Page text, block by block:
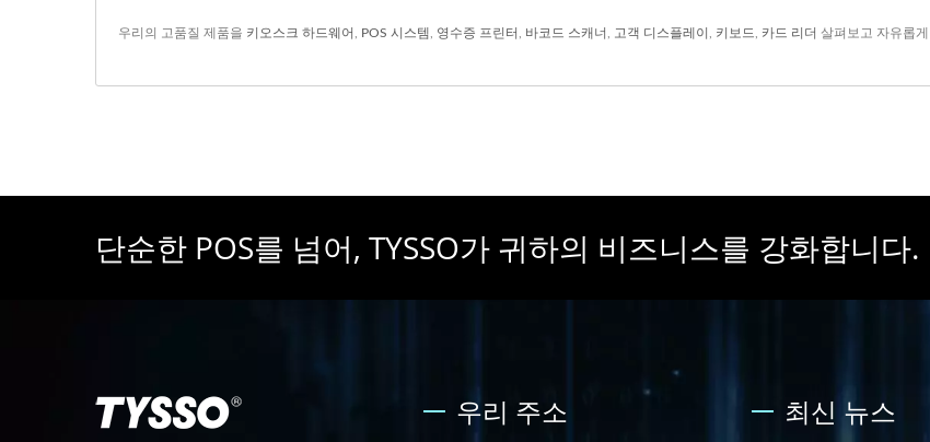
우리의 고품질 제품을 키오스크 하드웨어 POS 시스템 영수증 프린터 바코드 스캐너 고객 디스플레이 키보드 카드 리더 살펴보고 자유롭게
단순한 POS를 넘어, TYSSO가 귀하의 비즈니스를 강화합니다.
우리 주소 최신 뉴스